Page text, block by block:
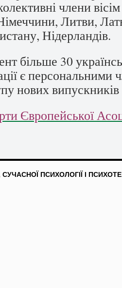
члени
Литви,
Нідерландів.
більше 30
є
нових випускників
Європейської
ПСИХОЛОГІЇ І